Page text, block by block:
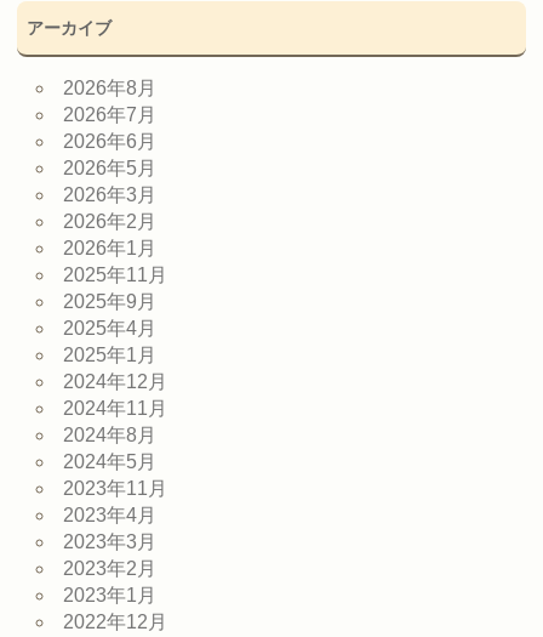
アーカイブ
2026年8月
2026年7月
2026年6月
2026年5月
2026年3月
2026年2月
2026年1月
2025年11月
2025年9月
2025年4月
2025年1月
2024年12月
2024年11月
2024年8月
2024年5月
2023年11月
2023年4月
2023年3月
2023年2月
2023年1月
2022年12月